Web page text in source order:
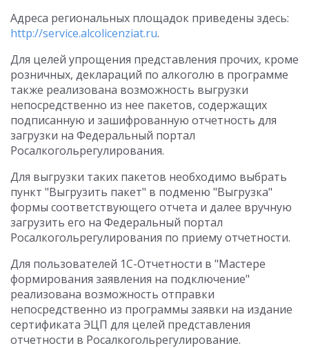
Адреса региональных площадок приведены здесь:
http://service.alcolicenziat.ru.
Для целей упрощения представления прочих, кроме
розничных, деклараций по алкоголю в программе
также реализована возможность выгрузки
непосредственно из нее пакетов, содержащих
подписанную и зашифрованную отчетность для
загрузки на Федеральный портал
Росалкогольрегулирования.
Для выгрузки таких пакетов необходимо выбрать
пункт "Выгрузить пакет" в подменю "Выгрузка"
формы соответствующего отчета и далее вручную
загрузить его на Федеральный портал
Росалкогольрегулирования по приему отчетности.
Для пользователей 1С-Отчетности в "Мастере
формирования заявления на подключение"
реализована возможность отправки
непосредственно из программы заявки на издание
сертификата ЭЦП для целей представления
отчетности в Росалкогольрегулирование.